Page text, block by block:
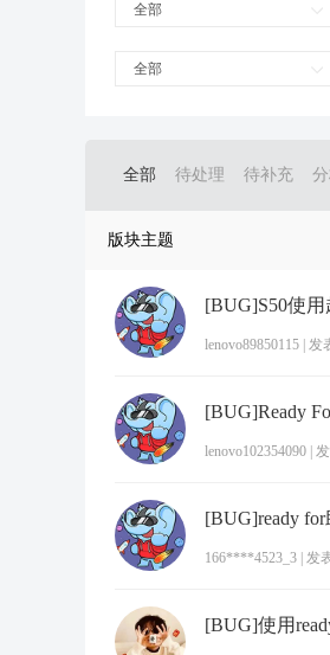
全部
全部
全部 待处理 待补充
版块主题
lenovo89850115 发
[BUG]Ready
lenovo102354090
166****4523_3 发
[BUG]使用